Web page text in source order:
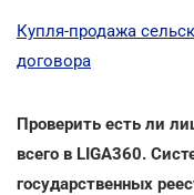
Купля-продажа
договора
Проверить есть ли
всего в LIGA360.
государственных